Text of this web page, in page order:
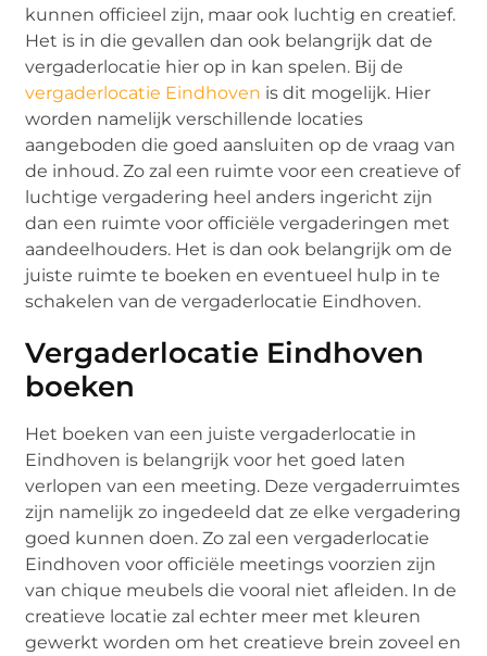
kunnen officieel zijn, maar ook luchtig en creatief.
Het is in die gevallen dan ook belangrijk dat de
vergaderlocatie hier op in kan spelen. Bij de
vergaderlocatie Eindhoven is dit mogelijk. Hier
worden namelijk verschillende locaties
aangeboden die goed aansluiten op de vraag van
de inhoud. Zo zal een ruimte voor een creatieve of
luchtige vergadering heel anders ingericht zijn
dan een ruimte voor officiële vergaderingen met
aandeelhouders. Het is dan ook belangrijk om de
juiste ruimte te boeken en eventueel hulp in te
schakelen van de vergaderlocatie Eindhoven.
Vergaderlocatie Eindhoven
boeken
Het boeken van een juiste vergaderlocatie in
Eindhoven is belangrijk voor het goed laten
verlopen van een meeting. Deze vergaderruimtes
zijn namelijk zo ingedeeld dat ze elke vergadering
goed kunnen doen. Zo zal een vergaderlocatie
Eindhoven voor officiële meetings voorzien zijn
van chique meubels die vooral niet afleiden. In de
creatieve locatie zal echter meer met kleuren
gewerkt worden om het creatieve brein zoveel en